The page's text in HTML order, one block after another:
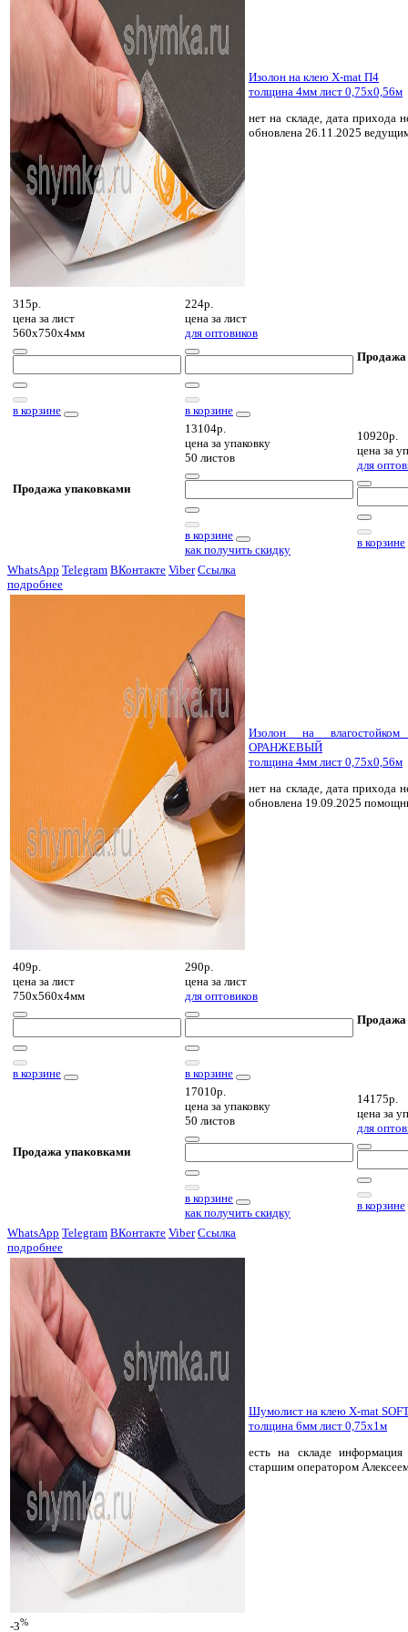
Изолон на клею X-mat П4
толщина 4мм лист 0,75х0,56м
нет на складе, дата прихода
обновлена 26.11.2025
315р.
цена за лист
560х750х4мм
в корзине
224р.
цена за лист
для оптовиков
в корзине
Продажа
Продажа упаковками
13104р.
цена за упаковку
50 листов
в корзине
как получить скидку
10920р.
цена за
для
в корзине
WhatsApp Telegram ВКонтакте Viber Ссылка
подробнее
Изолон на
ОРАНЖЕВЫЙ
толщина 4мм лист 0,75х0,56м
нет на складе, дата прихода
обновлена 19.09.2025
409р.
цена за лист
750х560х4мм
в корзине
290р.
цена за лист
для оптовиков
в корзине
Продажа
Продажа упаковками
17010р.
цена за упаковку
50 листов
в корзине
как получить скидку
14175р.
цена за
для
в корзине
WhatsApp Telegram ВКонтакте Viber Ссылка
подробнее
-3%
Шумолист на клею X-mat
толщина 6мм лист 0,75х1м
есть на складе информация
старшим оператором